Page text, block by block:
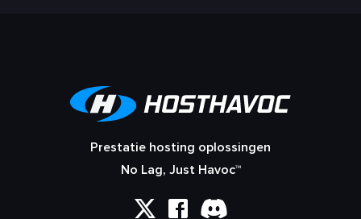
Prestatie hosting oplossingen
No Lag, Just Havoc™